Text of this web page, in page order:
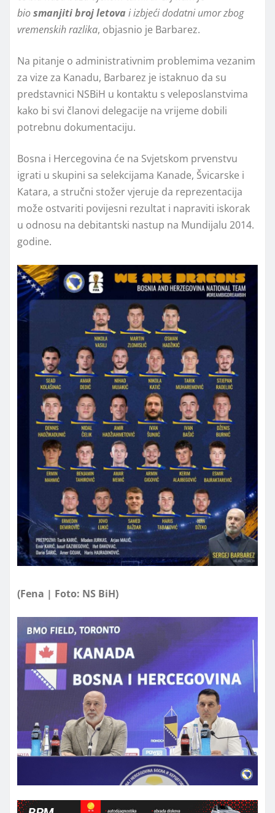
biosmanjiti broj letova i izbjeći dodatni umor zbog
vremenskih razlika, objasnio je Barbarez.
Na pitanje o administrativnim problemima vezanim
za vize za Kanadu, Barbarez je istaknuo da su
predstavnici NSBiH u kontaktu s veleposlanstvima
kako bi svi članovi delegacije na vrijeme dobili
potrebnu dokumentaciju.
Bosna i Hercegovina će na Svjetskom prvenstvu
igrati u skupini sa selekcijama Kanade, Švicarske i
Katara, a stručni stožer vjeruje da reprezentacija
može ostvariti povijesni rezultat i napraviti iskorak
u odnosu na debitantski nastup na Mundijalu 2014.
godine.
(Fena | Foto: NS BiH)